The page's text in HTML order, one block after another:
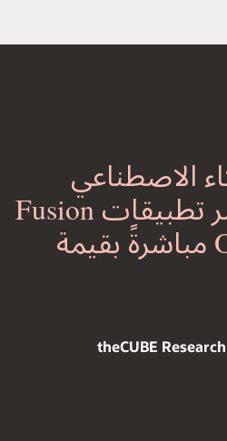
الاصطناعي
المبتكر المتكامل عبر تطبيقات Fusion
SaaS، تتصل Oracle مباشرةً بقيمة